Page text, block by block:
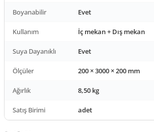
Boyanabilir Evet
Kullanım İç mekan + Dış mekan
Suya Dayanıklı Evet
Ölçüler 200 × 3000 × 200 mm
Ağırlık 8,50 kg
Satış Birimi adet